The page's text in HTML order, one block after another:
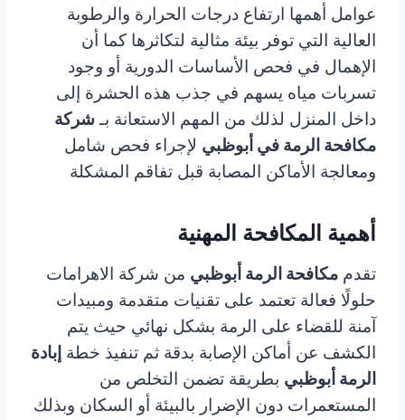
عوامل أهمها ارتفاع درجات الحرارة والرطوبة
العالية التي توفر بيئة مثالية لتكاثرها كما أن
الإهمال في فحص الأساسات الدورية أو وجود
تسربات مياه يسهم في جذب هذه الحشرة إلى
داخل المنزل لذلك من المهم الاستعانة بـ شركة
مكافحة الرمة في أبوظبي لإجراء فحص شامل
ومعالجة الأماكن المصابة قبل تفاقم المشكلة
أهمية المكافحة المهنية
تقدم مكافحة الرمة أبوظبي من شركة الاهرامات
حلولًا فعالة تعتمد على تقنيات متقدمة ومبيدات
آمنة للقضاء على الرمة بشكل نهائي حيث يتم
الكشف عن أماكن الإصابة بدقة ثم تنفيذ خطة إبادة
الرمة أبوظبي بطريقة تضمن التخلص من
المستعمرات دون الإضرار بالبيئة أو السكان وبذلك